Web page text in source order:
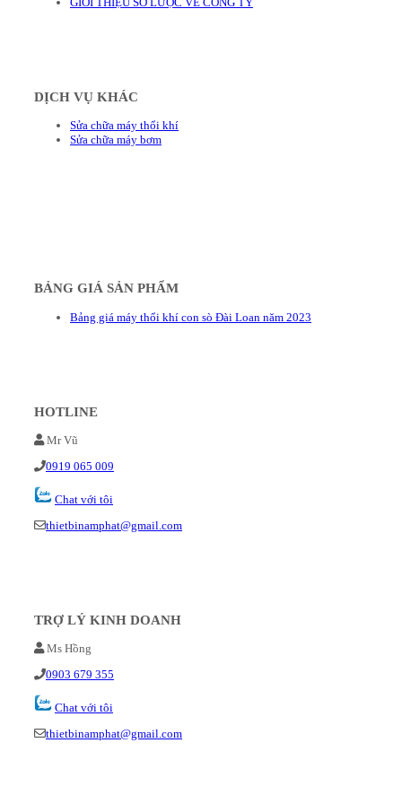
DỊCH VỤ KHÁC
Sửa chữa máy thổi khí
Sửa chữa máy bơm
BẢNG GIÁ SẢN PHẨM
Bảng giá máy thổi khí con sò Đài Loan năm 2023
HOTLINE
Mr Vũ
0919 065 009
Chat với tôi
thietbinamphat@gmail.com
TRỢ LÝ KINH DOANH
Ms Hồng
0903 679 355
Chat với tôi
thietbinamphat@gmail.com